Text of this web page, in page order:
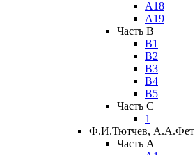
А18
А19
Часть B
В1
В2
В3
В4
В5
Часть C
1
Ф.И.Тютчев, А.А.Фет
Часть A